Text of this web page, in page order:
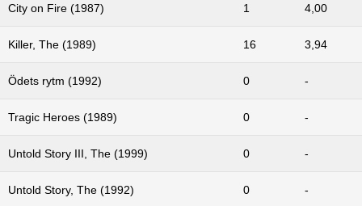
City on Fire (1987) 1 4,00
Killer, The (1989) 16 3,94
Ödets rytm (1992) 0 -
Tragic Heroes (1989) 0 -
Untold Story III, The (1999) 0 -
Untold Story, The (1992) 0 -